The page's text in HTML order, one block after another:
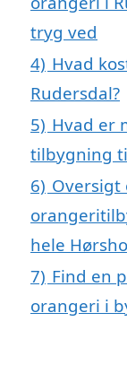
tryg ved
4) Hvad
Rudersdal?
5) Hvad er
tilbygning
6) Oversigt
hele
7) Find en
orangeri i